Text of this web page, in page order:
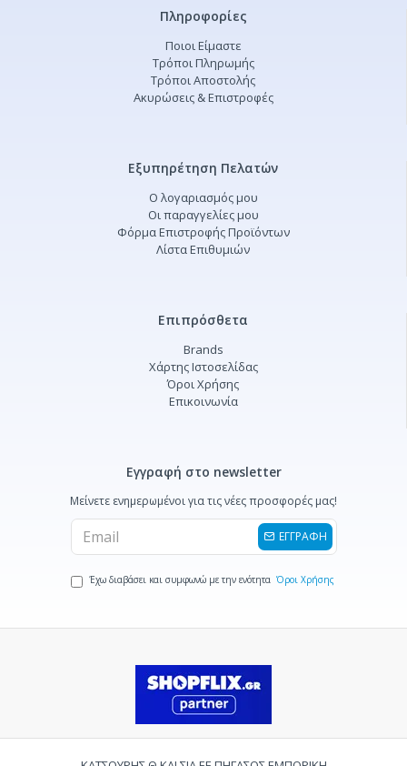
Πληροφορίες
Ποιοι Είμαστε
Τρόποι Πληρωμής
Τρόποι Αποστολής
Ακυρώσεις & Επιστροφές
Εξυπηρέτηση Πελατών
Ο λογαριασμός μου
Οι παραγγελίες μου
Φόρμα Επιστροφής Προϊόντων
Λίστα Επιθυμιών
Επιπρόσθετα
Brands
Χάρτης Ιστοσελίδας
Όροι Χρήσης
Επικοινωνία
Εγγραφή στο newsletter
Μείνετε ενημερωμένοι για τις νέες προσφορές μας!
ΕΓΓΡΑΦΗ
Έχω διαβάσει και συμφωνώ με την ενότητα Όροι Χρήσης